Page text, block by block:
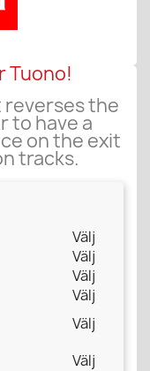
Tuono!
the
to have a
on the exit
tracks.
Välj
Välj
Välj
Välj
Välj
Välj